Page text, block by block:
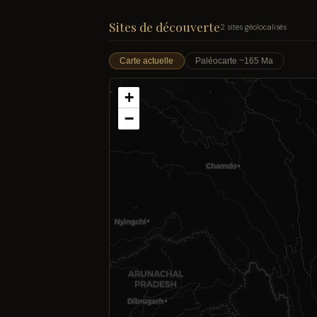
Sites de découverte2 sites géolocalisés
Carte actuelle Paléocarte ~165 Ma
+
−